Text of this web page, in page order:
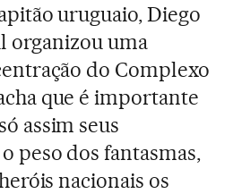
uruguaio, Diego
organizou uma
do Complexo
que é importante
assim seus
peso dos fantasmas,
nacionais os